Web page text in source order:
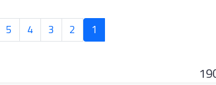
1
2
3
4
5